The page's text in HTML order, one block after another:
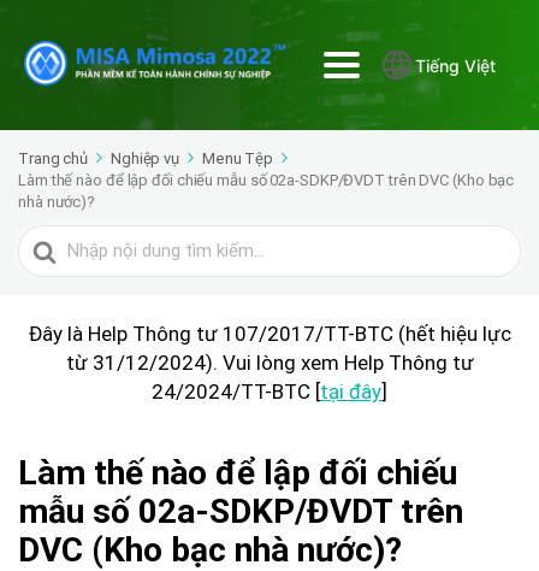
Tiếng Việt
Trang chủ Nghiệp vụ
Menu Tệp
Làm thế nào để lập đối chiếu mẫu số 02a-SDKP/ĐVDT trên DVC (Kho bạc
nhà nước)?
Tìm
kiếm
Đây là Help Thông tư 107/2017/TT-BTC (hết hiệu lực
từ 31/12/2024). Vui lòng xem Help Thông tư
24/2024/TT-BTC [tại đây]
Làm thế nào để lập đối chiếu
mẫu số 02a-SDKP/ĐVDT trên
DVC (Kho bạc nhà nước)?